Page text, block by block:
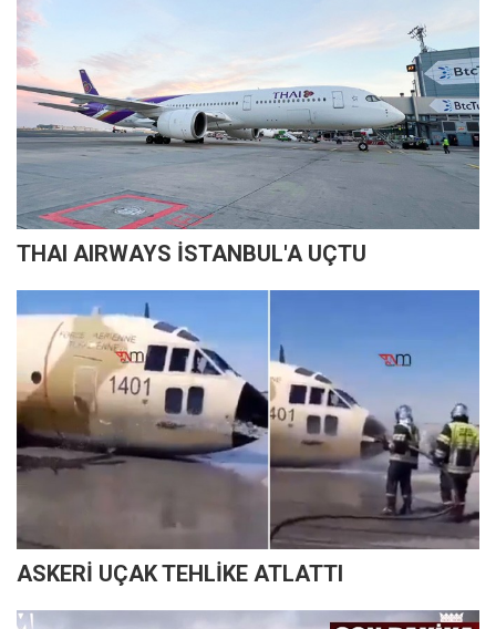
THAI AIRWAYS İSTANBUL'A UÇTU
ASKERİ UÇAK TEHLİKE ATLATTI